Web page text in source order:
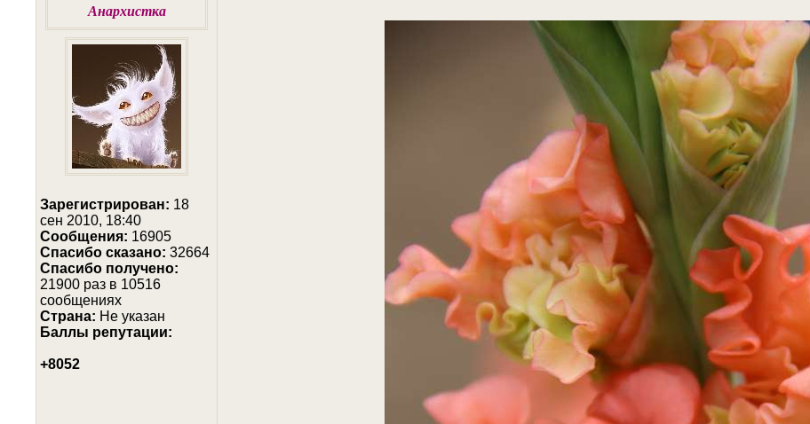
Анархистка
Зарегистрирован: 18
сен 2010, 18:40
Сообщения: 16905
Cпасибо сказано: 32664
Спасибо получено:
21900 раз в 10516
сообщениях
Страна: Не указан
Баллы репутации:
+8052